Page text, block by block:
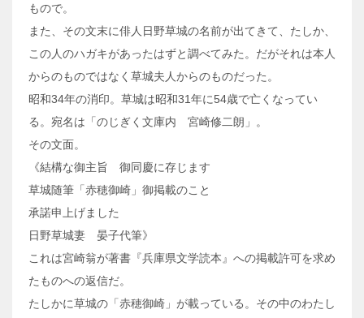
もので。
また、その文末に俳人日野草城の名前が出てきて、たしか、
この人のハガキがあったはずと調べてみた。だがそれは本人
からのものではなく草城夫人からのものだった。
昭和34年の消印。草城は昭和31年に54歳で亡くなってい
る。宛名は「のじぎく文庫内 宮崎修二朗」。
その文面。
《結構な御主旨 御同慶に存じます
草城随筆「赤穂御崎」御掲載のこと
承諾申上げました
日野草城妻 晏子代筆》
これは宮崎翁が著書『兵庫県文学読本』への掲載許可を求め
たものへの返信だ。
たしかに草城の「赤穂御崎」が載っている。その中のわたし